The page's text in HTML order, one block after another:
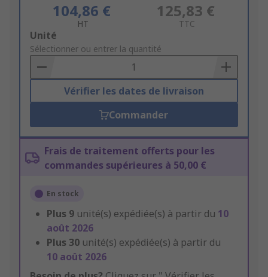
104,86 €
HT
125,83 €
TTC
Add
to
Basket
Unité
Sélectionner ou entrer la quantité
Vérifier les dates de livraison
Commander
Frais de traitement offerts pour les
commandes supérieures à 50,00 €
En stock
Plus 9 unité(s) expédiée(s) à partir du 10
août 2026
Plus 30 unité(s) expédiée(s) à partir du
10 août 2026